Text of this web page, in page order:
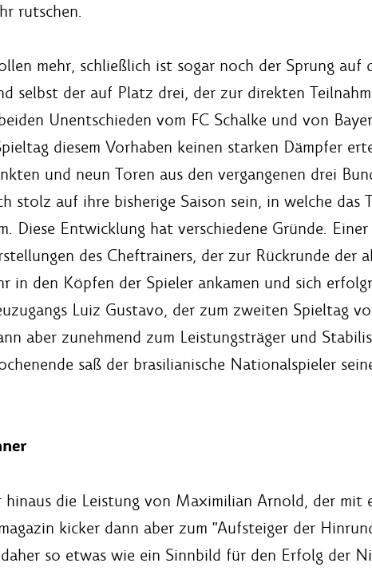
rutschen.
mehr, schließlich ist sogar noch der Sprung auf
selbst der auf Platz drei, der zur direkten
Unentschieden vom FC Schalke und von
diesem Vorhaben keinen starken Dämpfer
und neun Toren aus den vergangenen drei
stolz auf ihre bisherige Saison sein, in welche
Diese Entwicklung hat verschiedene Gründe.
des Cheftrainers, der zur Rückrunde der
in den Köpfen der Spieler ankamen und sich
Luiz Gustavo, der zum zweiten Spieltag
aber zunehmend zum Leistungsträger und
saß der brasilianische Nationalspieler
hinaus die Leistung von Maximilian Arnold, der
kicker dann aber zum "Aufsteiger der
so etwas wie ein Sinnbild für den Erfolg der